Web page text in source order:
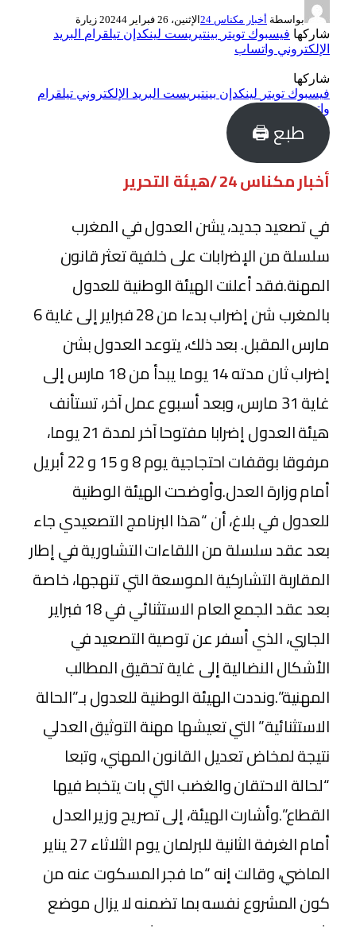
بواسطة أخبار مكناس 24 الإثنين، 26 فبراير 2024 4 زيارة
شاركها فيسبوك تويتر بينتيريست لينكدإن تيلقرام البريد
الإلكتروني واتساب
شاركها
فيسبوك تويتر لينكدإن بينتيريست البريد الإلكتروني تيلقرام
واتساب
طبع 🖨
أخبار مكناس 24 /هيئة التحرير
في تصعيد جديد، يشن العدول في المغرب
سلسلة من الإضرابات على خلفية تعثر قانون
المهنة.فقد أعلنت الهيئة الوطنية للعدول
بالمغرب شن إضراب بدءا من 28 فبراير إلى غاية 6
مارس المقبل. بعد ذلك، يتوعد العدول بشن
إضراب ثان مدته 14 يوما يبدأ من 18 مارس إلى
غاية 31 مارس، وبعد أسبوع عمل آخر، تستأنف
هيئة العدول إضرابا مفتوحا آخر لمدة 21 يوما،
مرفوقا بوقفات احتجاجية يوم 8 و 15 و 22 أبريل
أمام وزارة العدل.وأوضحت الهيئة الوطنية
للعدول في بلاغ، أن “هذا البرنامج التصعيدي جاء
بعد عقد سلسلة من اللقاءات التشاورية في إطار
المقاربة التشاركية الموسعة التي تنهجها، خاصة
بعد عقد الجمع العام الاستثنائي في 18 فبراير
الجاري، الذي أسفر عن توصية التصعيد في
الأشكال النضالية إلى غاية تحقيق المطالب
المهنية”.ونددت الهيئة الوطنية للعدول بـ”الحالة
الاستثنائية” التي تعيشها مهنة التوثيق العدلي
نتيجة لمخاض تعديل القانون المهني، وتبعا
“لحالة الاحتقان والغضب التي بات يتخبط فيها
القطاع”.وأشارت الهيئة، إلى تصريح وزير العدل
أمام الغرفة الثانية للبرلمان يوم الثلاثاء 27 يناير
الماضي، وقالت إنه “ما فجر المسكوت عنه من
كون المشروع نفسه بما تضمنه لا يزال موضع